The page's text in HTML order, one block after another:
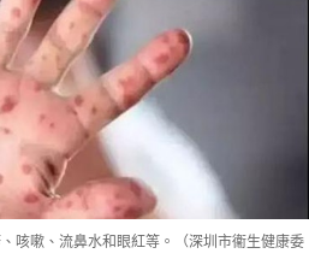
咳嗽、流鼻水和眼紅等。（深圳市衞生健康委